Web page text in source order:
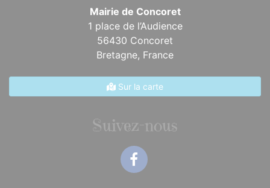
Mairie de Concoret
1 place de l’Audience
56430 Concoret
Bretagne, France
Sur la carte
Suivez-nous